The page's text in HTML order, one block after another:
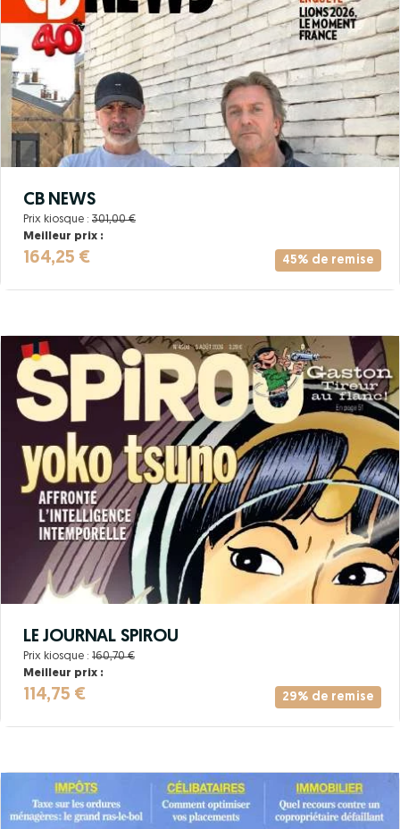
45% de remise
CB NEWS
Prix kiosque : 301,00 €
Meilleur prix :
164,25 €
29% de remise
LE JOURNAL SPIROU
Prix kiosque : 160,70 €
Meilleur prix :
114,75 €